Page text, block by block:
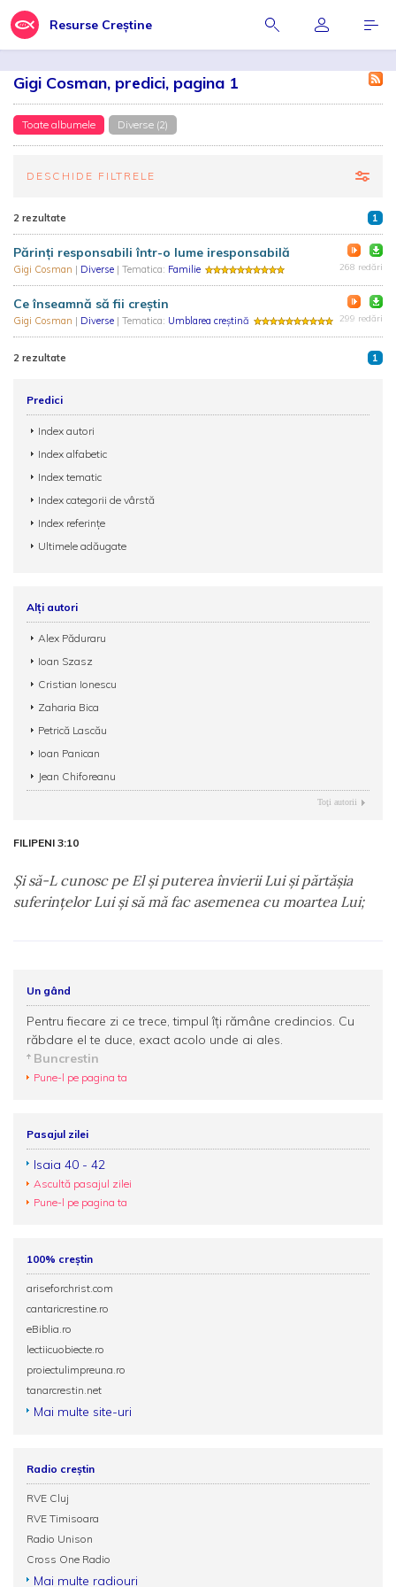
Resurse Creștine
Gigi Cosman, predici, pagina 1
Toate albumele Diverse (2)
DESCHIDE FILTRELE
2 rezultate 1
Părinți responsabili într-o lume iresponsabilă
Gigi Cosman | Diverse | Tematica: Familie 268 redări
Ce înseamnă să fii creştin
Gigi Cosman | Diverse | Tematica: Umblarea creştină 299 redări
2 rezultate 1
Predici
Index autori
Index alfabetic
Index tematic
Index categorii de vârstă
Index referințe
Ultimele adăugate
Alți autori
Alex Păduraru
Ioan Szasz
Cristian Ionescu
Zaharia Bica
Petrică Lascău
Ioan Panican
Jean Chiforeanu
Toţi autorii
FILIPENI 3:10
Şi să-L cunosc pe El şi puterea învierii Lui şi părtăşia
suferinţelor Lui şi să mă fac asemenea cu moartea Lui;
Un gând
Pentru fiecare zi ce trece, timpul îţi rămâne credincios. Cu
răbdare el te duce, exact acolo unde ai ales.
Buncrestin
Pune-l pe pagina ta
Pasajul zilei
Isaia 40 - 42
Ascultă pasajul zilei
Pune-l pe pagina ta
100% creștin
ariseforchrist.com
cantaricrestine.ro
eBiblia.ro
lectiicuobiecte.ro
proiectulimpreuna.ro
tanarcrestin.net
Mai multe site-uri
Radio creștin
RVE Cluj
RVE Timisoara
Radio Unison
Cross One Radio
Mai multe radiouri